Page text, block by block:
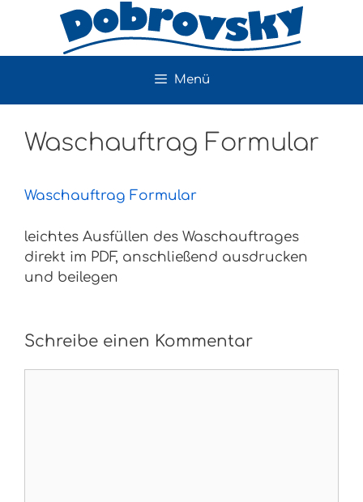
springen
Menü
Waschauftrag Formular
Waschauftrag Formular
leichtes Ausfüllen des Waschauftrages
direkt im PDF, anschließend ausdrucken
und beilegen
Schreibe einen Kommentar